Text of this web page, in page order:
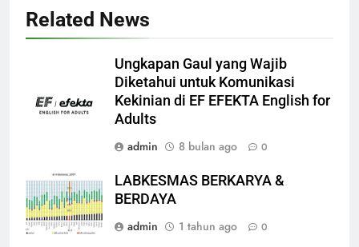
Related News
Ungkapan Gaul yang Wajib
Diketahui untuk Komunikasi
Kekinian di EF EFEKTA English for
Adults
admin
8 bulan ago 0
LABKESMAS BERKARYA &
BERDAYA
admin
1 tahun ago 0